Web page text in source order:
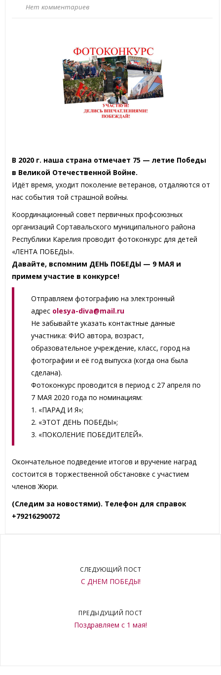
Нет комментариев
В 2020 г. наша страна отмечает 75 — летие Победы
в Великой Отечественной Войне.
Идёт время, уходит поколение ветеранов, отдаляются от
нас события той страшной войны.
Координационный совет первичных профсоюзных
организаций Сортавальского муниципального района
Республики Карелия проводит фотоконкурс для детей
«ЛЕНТА ПОБЕДЫ».
Давайте, вспомним ДЕНЬ ПОБЕДЫ — 9 МАЯ и
примем участие в конкурсе!
Отправляем фотографию на электронный
адрес olesya-diva@mail.ru
Не забывайте указать контактные данные
участника: ФИО автора, возраст,
образовательное учреждение, класс, город на
фотографии и её год выпуска (когда она была
сделана).
Фотоконкурс проводится в период с 27 апреля по
7 МАЯ 2020 года по номинациям:
1. «ПАРАД И Я»;
2. «ЭТОТ ДЕНЬ ПОБЕДЫ»;
3. «ПОКОЛЕНИЕ ПОБЕДИТЕЛЕЙ».
Окончательное подведение итогов и вручение наград
состоится в торжественной обстановке с участием
членов Жюри.
(Следим за новостями). Телефон для справок
+79216290072
СЛЕДУЮЩИЙ ПОСТ
С ДНЕМ ПОБЕДЫ!
ПРЕДЫДУЩИЙ ПОСТ
Поздравляем с 1 мая!